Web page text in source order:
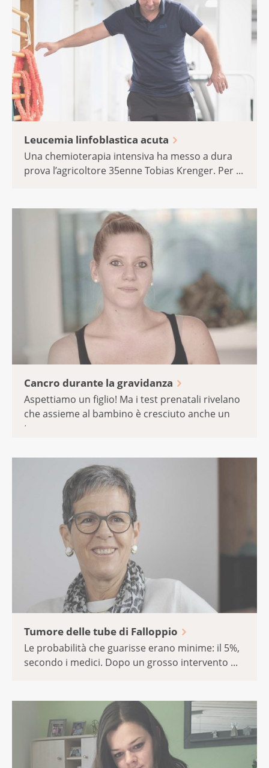
Leucemia linfoblastica acuta
Una chemioterapia intensiva ha messo a dura
prova l’agricoltore 35enne Tobias Krenger. Per ...
Cancro durante la gravidanza
Aspettiamo un figlio! Ma i test prenatali rivelano
che assieme al bambino è cresciuto anche un
tumore ...
Tumore delle tube di Falloppio
Le probabilità che guarisse erano minime: il 5%,
secondo i medici. Dopo un grosso intervento ...